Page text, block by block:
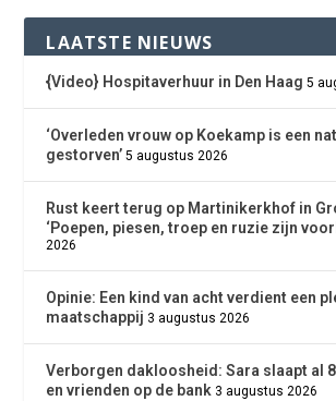
LAATSTE NIEUWS
{Video} Hospitaverhuur in Den Haag 5
‘Overleden vrouw op Koekamp is een
gestorven’ 5 augustus 2026
Rust keert terug op Martinikerkhof in
‘Poepen, piesen, troep en ruzie zijn
2026
Opinie: Een kind van acht verdient een
maatschappij 3 augustus 2026
Verborgen dakloosheid: Sara slaapt al
en vrienden op de bank 3 augustus 2026